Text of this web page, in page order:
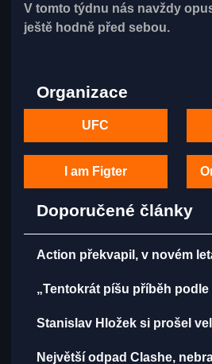
V tomto týdnu nás navždy
ještě hodně před sebou.
Organizace
UFC
I am Figter
Doporučené články
Action překvapil, v novém
„Tentokrát píšu příběh
Stanislav Hložek si prošel
Největší odpad Clashe,